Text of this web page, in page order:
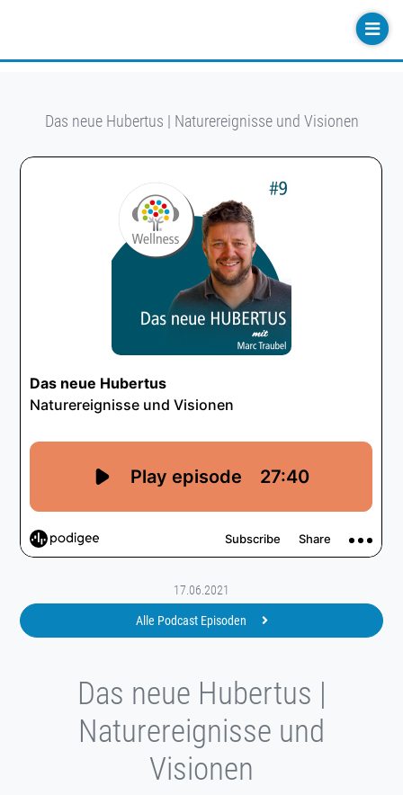
Das neue Hubertus | Naturereignisse und Visionen
17.06.2021
Alle Podcast Episoden
Das neue Hubertus |
Naturereignisse und
Visionen